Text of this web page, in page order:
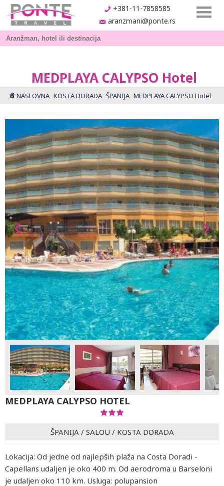
+381-11-7858585
aranzmani@ponte.rs
MEDPLAYA CALYPSO Hotel
NASLOVNA KOSTA DORADA ŠPANIJA MEDPLAYA CALYPSO Hotel
MEDPLAYA CALYPSO HOTEL
ŠPANIJA / SALOU / KOSTA DORADA
Lokacija: Od jedne od najlepših plaža na Costa Doradi -
Capellans udaljen je oko 400 m. Od aerodroma u Barseloni
je udaljen oko 110 km. Usluga: polupansion